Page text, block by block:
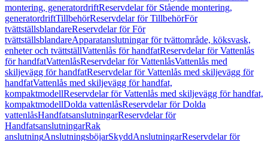
montering, generatordriftReservdelar för Stående montering,
generatordriftTillbehörReservdelar för TillbehörFör
tvättställsblandareReservdelar för För
tvättställsblandareApparatanslutningar för tvättområde, köksvask,
enheter och tvättställVattenlås för handfatReservdelar för Vattenlås
för handfatVattenlåsReservdelar för VattenlåsVattenlås med
skiljevägg för handfatReservdelar för Vattenlås med skiljevägg för
handfatVattenlås med skiljevägg för handfat,
kompaktmodellReservdelar för Vattenlås med skiljevägg för handfat,
kompaktmodellDolda vattenlåsReservdelar för Dolda
vattenlåsHandfatsanslutningarReservdelar för
HandfatsanslutningarRak
anslutningAnslutningsböjarSkyddAnslutningarReservdelar för